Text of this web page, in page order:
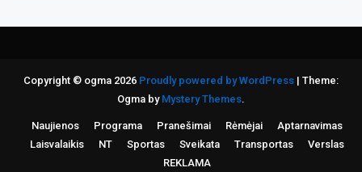
Copyright © ogma 2026 Proudly powered by WordPress | Theme:
Ogma by Mystery Themes.
Naujienos Programa Pranešimai Rėmėjai
Aptarnavimas
Laisvalaikis
NT Sportas Sveikata Transportas
Verslas
REKLAMA